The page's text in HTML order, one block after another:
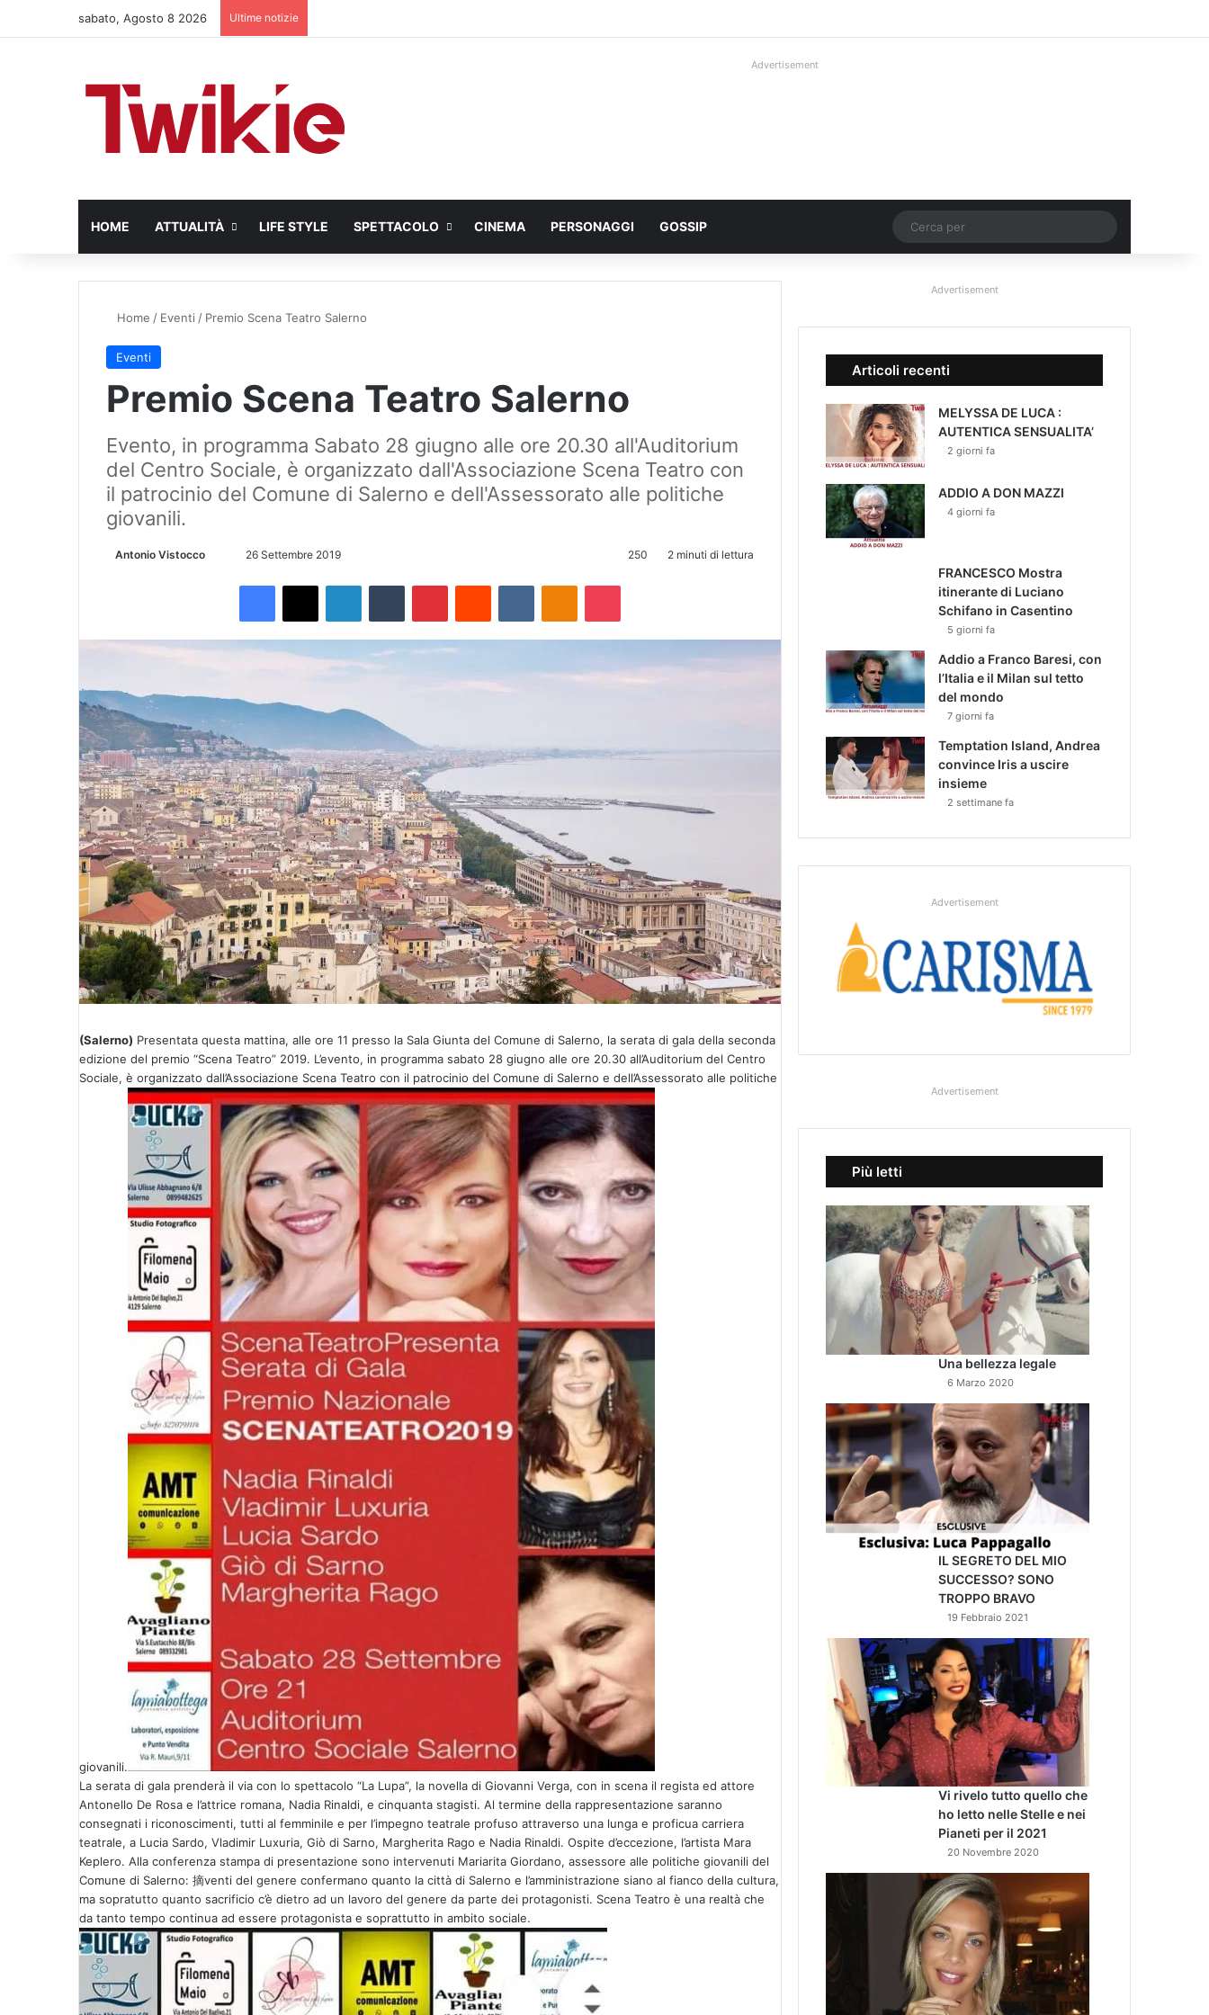
sabato, Agosto 8 2026 Ultime notizie
Advertisement
HOME ATTUALITÀ LIFE STYLE SPETTACOLO CINEMA PERSONAGGI GOSSIP Un articolo a caso
per
Home / Eventi / Premio Scena Teatro Salerno
Eventi
Premio Scena Teatro Salerno
Evento, in programma Sabato 28 giugno alle ore 20.30 all'Auditorium
del Centro Sociale, è organizzato dall'Associazione Scena Teatro con
il patrocinio del Comune di Salerno e dell'Assessorato alle politiche
giovanili.
Antonio Vistocco
a
m
a
i
l
26 Settembre 2019 250 2 minuti di lettura
(Salerno) Presentata questa mattina, alle ore 11 presso la Sala Giunta del Comune di Salerno, la serata di gala della seconda
edizione del premio “Scena Teatro” 2019. L’evento, in programma sabato 28 giugno alle ore 20.30 all’Auditorium del Centro
Sociale, è organizzato dall’Associazione Scena Teatro con il patrocinio del Comune di Salerno e dell’Assessorato alle politiche
giovanili.
La serata di gala prenderà il via con lo spettacolo “La Lupa”, la novella di Giovanni Verga, con in scena il regista ed attore
Antonello De Rosa e l’attrice romana, Nadia Rinaldi, e cinquanta stagisti. Al termine della rappresentazione saranno
consegnati i riconoscimenti, tutti al femminile e per l’impegno teatrale profuso attraverso una lunga e proficua carriera
teatrale, a Lucia Sardo, Vladimir Luxuria, Giò di Sarno, Margherita Rago e Nadia Rinaldi. Ospite d’eccezione, l’artista Mara
Keplero. Alla conferenza stampa di presentazione sono intervenuti Mariarita Giordano, assessore alle politiche giovanili del
Comune di Salerno: 摘venti del genere confermano quanto la città di Salerno e l’amministrazione siano al fianco della cultura,
ma sopratutto quanto sacrificio c’è dietro ad un lavoro del genere da parte dei protagonisti. Scena Teatro è una realtà che
da tanto tempo continua ad essere protagonista e soprattutto in ambito sociale.
Advertisement
Articoli recenti
MELYSSA DE LUCA :
AUTENTICA SENSUALITA’
2 giorni fa
ADDIO A DON MAZZI
4 giorni fa
FRANCESCO Mostra
itinerante di Luciano
Schifano in Casentino
5 giorni fa
Addio a Franco Baresi, con
l’Italia e il Milan sul tetto
del mondo
7 giorni fa
Temptation Island, Andrea
convince Iris a uscire
insieme
2 settimane fa
Advertisement
Advertisement
Più letti
Una bellezza legale
6 Marzo 2020
IL SEGRETO DEL MIO
SUCCESSO? SONO
TROPPO BRAVO
19 Febbraio 2021
Vi rivelo tutto quello che
ho letto nelle Stelle e nei
Pianeti per il 2021
20 Novembre 2020